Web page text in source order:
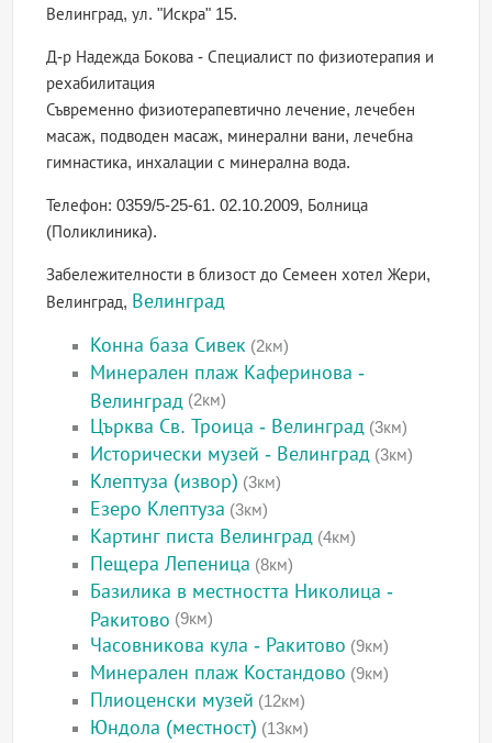
Велинград, ул. "Искра" 15.
Д-р Надежда Бокова - Специалист по физиотерапия и
рехабилитация
Съвременно физиотерапевтично лечение, лечебен
масаж, подводен масаж, минерални вани, лечебна
гимнастика, инхалации с минерална вода.
Телефон: 0359/5-25-61. 02.10.2009, Болница
(Поликлиника).
Забележителности в близост до Семеен хотел Жери,
Велинград, Велинград
Конна база Сивек (2км)
Минерален плаж Каферинова -
Велинград (2км)
Църква Св. Троица - Велинград (3км)
Исторически музей - Велинград (3км)
Клептуза (извор) (3км)
Езеро Клептуза (3км)
Картинг писта Велинград (4км)
Пещера Лепеница (8км)
Базилика в местността Николица -
Ракитово (9км)
Часовникова кула - Ракитово (9км)
Минерален плаж Костандово (9км)
Плиоценски музей (12км)
Юндола (местност) (13км)